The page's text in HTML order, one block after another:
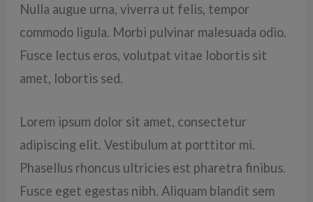
Nulla augue urna, viverra ut felis, tempor
commodo ligula. Morbi pulvinar malesuada odio.
Fusce lectus eros, volutpat vitae lobortis sit
amet, lobortis sed.
Lorem ipsum dolor sit amet, consectetur
adipiscing elit. Vestibulum at porttitor mi.
Phasellus rhoncus ultricies est pharetra finibus.
Fusce eget egestas nibh. Aliquam blandit sem